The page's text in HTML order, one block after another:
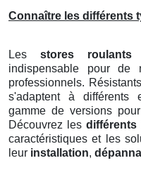
Connaître les différents
Lesstores roulants
indispensable pour de
professionnels.
s'adaptent à différents
gamme de versions
Découvrez les
caractéristiques et les
leur installation,